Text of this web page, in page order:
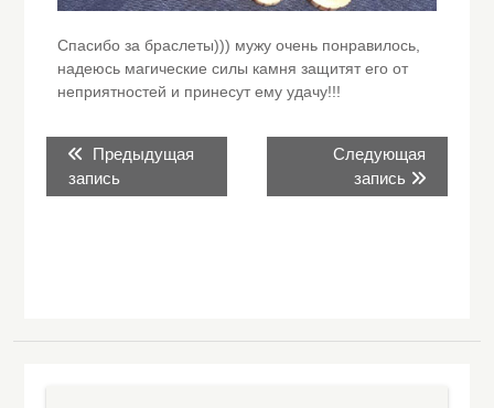
Спасибо за браслеты))) мужу очень понравилось,
надеюсь магические силы камня защитят его от
неприятностей и принесут ему удачу!!!
по
записям
Предыдущая
запись:
Предыдущая
запись
Следующая
запись:
Следующая
запись